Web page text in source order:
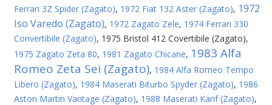
Ferrari 3Z Spider (Zagato), 1972 Fiat 132 Aster (Zagato), 1972
Iso Varedo (Zagato), 1972 Zagato Zele, 1974 Ferrari 330
Convertibile (Zagato), 1975 Bristol 412 Covertibile (Zagato),
1975 Zagato Zeta 80, 1981 Zagato Chicane, 1983 Alfa
Romeo Zeta Sei (Zagato), 1984 Alfa Romeo Tempo
Libero (Zagato), 1984 Maserati Biturbo Spyder (Zagato), 1986
Aston Martin Vantage (Zagato), 1988 Maserati Karif (Zagato),